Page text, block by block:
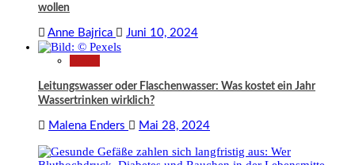
wollen
Anne Bajrica Juni 10, 2024
Leitungswasser oder Flaschenwasser: Was kostet ein Jahr
Wassertrinken wirklich?
Malena Enders Mai 28, 2024